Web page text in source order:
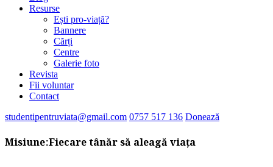
Resurse
Ești pro-viață?
Bannere
Cărți
Centre
Galerie foto
Revista
Fii voluntar
Contact
studentipentruviata@gmail.com 0757 517 136 Donează
Misiune:Fiecare tânăr să aleagă viața